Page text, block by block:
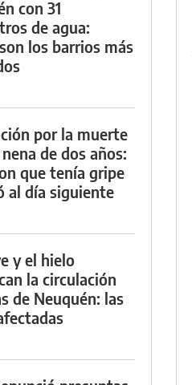
con 31
de agua:
los barrios más
por la muerte
de dos años:
que tenía gripe
al día siguiente
y el hielo
la circulación
de Neuquén: las